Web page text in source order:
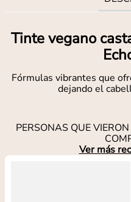
Tinte vegano
Fórmulas vibrantes que
dejando el
PERSONAS QUE
Ver más